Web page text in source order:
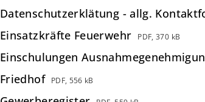
Datenschutzerklätung - allg.
Einsatzkräfte Feuerwehr PDF, 370 kB
Einschulungen
Friedhof PDF, 556 kB